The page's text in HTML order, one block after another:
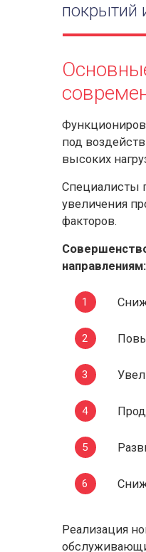
покрытий
под
высоких
Специалисты
увеличения
факторов.
направлениям:
Реализация